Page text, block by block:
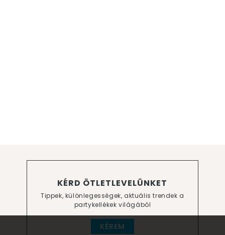
KÉRD ÖTLETLEVELÜNKET
Tippek, különlegességek, aktuális trendek a
partykellékek világából
KÉREM